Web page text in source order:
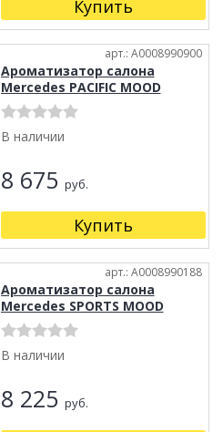
Купить
арт.: A0008990900
Ароматизатор салона
Mercedes PACIFIC MOOD
В наличии
8 675 руб.
Купить
арт.: A0008990188
Ароматизатор салона
Mercedes SPORTS MOOD
В наличии
8 225 руб.